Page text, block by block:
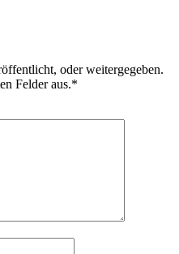
oder weitergegeben.
Felder aus.*